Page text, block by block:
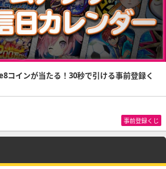
コインが当たる！30秒で引ける事前登録く
事前登録くじ